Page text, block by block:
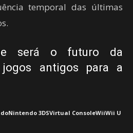
temporal das últimas
será o futuro da
antigos para a
Nintendo 3DSVirtual ConsoleWiiWii U